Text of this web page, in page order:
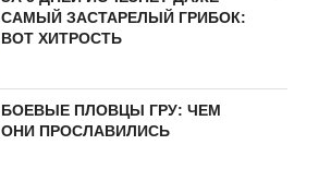
САМЫЙ ЗАСТАРЕЛЫЙ ГРИБОК:
ВОТ ХИТРОСТЬ
БОЕВЫЕ ПЛОВЦЫ ГРУ: ЧЕМ
ОНИ ПРОСЛАВИЛИСЬ